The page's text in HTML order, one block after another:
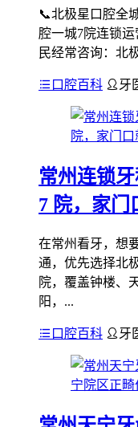
📞北极星口腔全
腔一城7院连锁
民经常咨询：北
口腔百科 牙
常州连锁
7 院，家门
在常州看牙，想
通，优先选择北
院，覆盖钟楼、
阳，...
口腔百科 牙